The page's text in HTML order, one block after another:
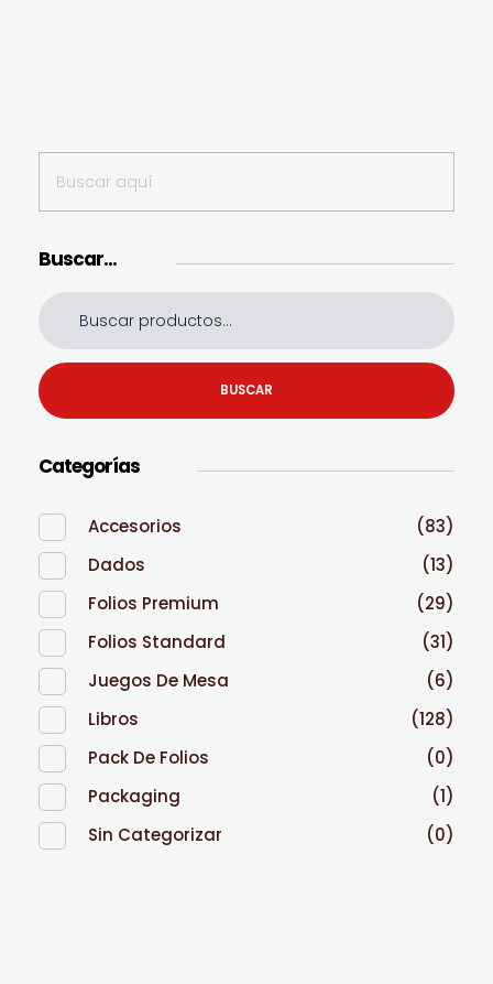
Buscar…
BUSCAR
Categorías
Accesorios
(83)
Dados
(13)
Folios Premium
(29)
Folios Standard
(31)
Juegos De Mesa
(6)
Libros
(128)
Pack De Folios
(0)
Packaging
(1)
Sin Categorizar
(0)